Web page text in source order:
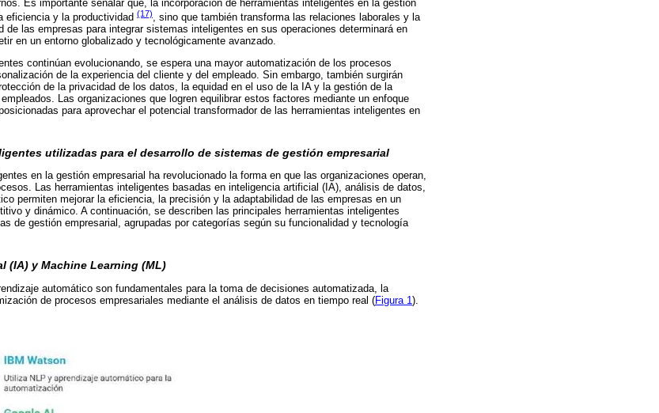
Es importante señalar que, la incorporación de herramientas inteligentes en la gestión
eficiencia y la productividad (17)
, sino que también transforma las relaciones laborales y la
de las empresas para integrar sistemas inteligentes en sus operaciones determinará en
en un entorno globalizado y tecnológicamente avanzado.
continúan evolucionando, se espera una mayor automatización de los procesos
de la experiencia del cliente y del empleado. Sin embargo, también surgirán
de la privacidad de los datos, la equidad en el uso de la IA y la gestión de la
Las organizaciones que logren equilibrar estos factores mediante un enfoque
para aprovechar el potencial transformador de las herramientas inteligentes en
utilizadas para el desarrollo de sistemas de gestión empresarial
en la gestión empresarial ha revolucionado la forma en que las organizaciones operan,
Las herramientas inteligentes basadas en inteligencia artificial (IA), análisis de datos,
permiten mejorar la eficiencia, la precisión y la adaptabilidad de las empresas en un
y dinámico. A continuación, se describen las principales herramientas inteligentes
de gestión empresarial, agrupadas por categorías según su funcionalidad y tecnología
(IA) y Machine Learning (ML)
automático son fundamentales para la toma de decisiones automatizada, la
de procesos empresariales mediante el análisis de datos en tiempo real (Figura 1).